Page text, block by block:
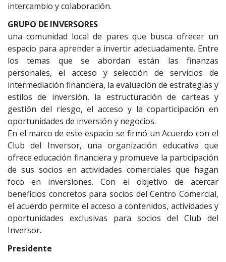
intercambio y colaboración.
GRUPO DE INVERSORES
una comunidad local de pares que busca ofrecer un
espacio para aprender a invertir adecuadamente. Entre
los temas que se abordan están las finanzas
personales, el acceso y selección de servicios de
intermediación financiera, la evaluación de estrategias y
estilos de inversión, la estructuración de carteas y
gestión del riesgo, el acceso y la coparticipación en
oportunidades de inversión y negocios.
En el marco de este espacio se firmó un Acuerdo con el
Club del Inversor, una organización educativa que
ofrece educación financiera y promueve la participación
de sus socios en actividades comerciales que hagan
foco en inversiones. Con el objetivo de acercar
beneficios concretos para socios del Centro Comercial,
el acuerdo permite el acceso a contenidos, actividades y
oportunidades exclusivas para socios del Club del
Inversor.
Presidente